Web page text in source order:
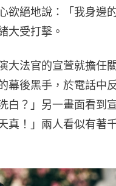
欲絕地說：「我身邊
大受打擊。
大法官的宣萱就擔任
幕後黑手，於電話中
白？」另一畫面看到
真！」兩人看似有著